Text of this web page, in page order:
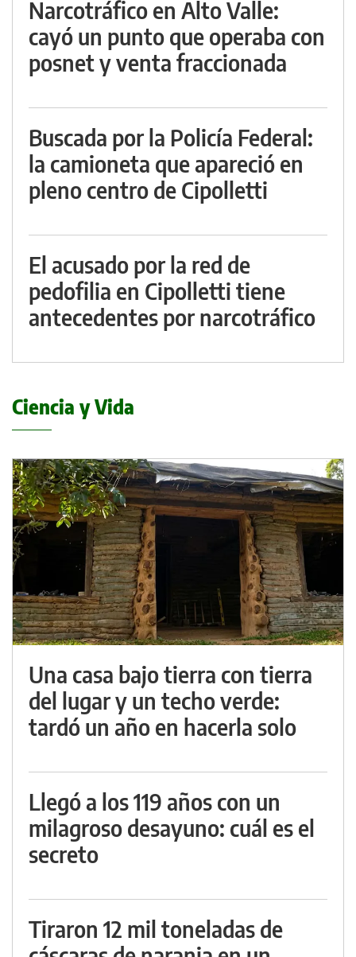
Narcotráfico en Alto Valle:
cayó un punto que operaba con
posnet y venta fraccionada
Buscada por la Policía Federal:
la camioneta que apareció en
pleno centro de Cipolletti
El acusado por la red de
pedofilia en Cipolletti tiene
antecedentes por narcotráfico
Ciencia y Vida
Una casa bajo tierra con tierra
del lugar y un techo verde:
tardó un año en hacerla solo
Llegó a los 119 años con un
milagroso desayuno: cuál es el
secreto
Tiraron 12 mil toneladas de